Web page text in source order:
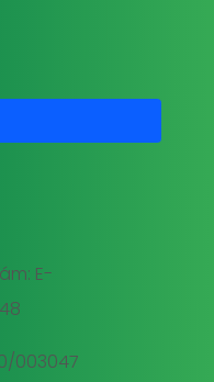
E-
003047